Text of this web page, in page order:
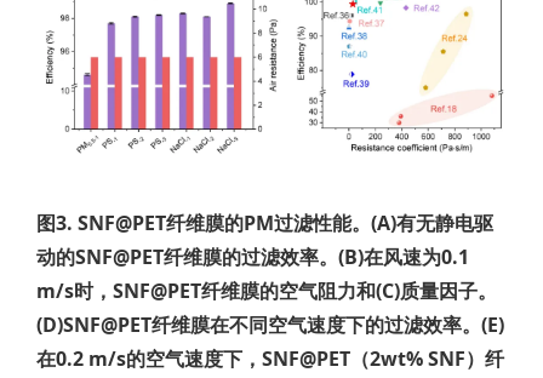
图3. SNF@PET纤维膜的PM过滤性能。(A)有无静电驱
动的SNF@PET纤维膜的过滤效率。(B)在风速为0.1
m/s时，SNF@PET纤维膜的空气阻力和(C)质量因子。
(D)SNF@PET纤维膜在不同空气速度下的过滤效率。(E)
在0.2 m/s的空气速度下，SNF@PET（2wt% SNF）纤